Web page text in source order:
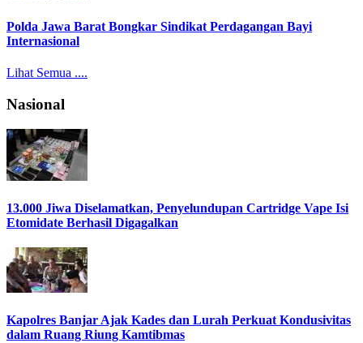
Polda Jawa Barat Bongkar Sindikat Perdagangan Bayi
Internasional
Lihat Semua ....
Nasional
13.000 Jiwa Diselamatkan, Penyelundupan Cartridge Vape Isi
Etomidate Berhasil Digagalkan
Kapolres Banjar Ajak Kades dan Lurah Perkuat Kondusivitas
dalam Ruang Riung Kamtibmas